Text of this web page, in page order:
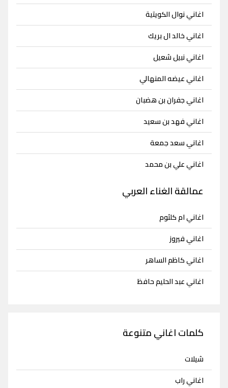
اغاني نوال الكويتية
اغاني خالد ال بريك
اغاني نبيل شعيل
اغاني عيضه المنهالي
اغاني جفران بن هضبان
اغاني فهد بن سعيد
اغاني سعد جمعة
اغاني علي بن محمد
عمالقة الغناء العربي
اغاني ام كلثوم
اغاني فيروز
اغاني كاظم الساهر
اغاني عبد الحليم حافظ
كلمات اغاني متنوعة
شيلات
اغاني راب